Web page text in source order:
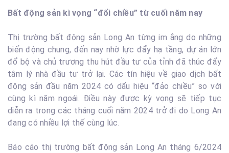
Bất động sản kì vọng “đổi chiều” từ cuối năm nay
Thị trường bất động sản Long An từng im ắng do những
biến động chung, đến nay nhờ lực đẩy hạ tầng, dự án lớn
đổ bộ và chủ trương thu hút đầu tư của tỉnh đã thúc đẩy
tâm lý nhà đầu tư trở lại. Các tín hiệu về giao dịch bất
động sản đầu năm 2024 có dấu hiệu “đảo chiều” so với
cùng kì năm ngoái. Điều này được kỳ vọng sẽ tiếp tục
diễn ra trong các tháng cuối năm 2024 trở đi do Long An
đang có nhiều lợi thế cùng lúc.
Báo cáo thị trường bất động sản Long An tháng 6/2024